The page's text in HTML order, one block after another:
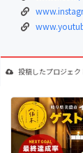
投稿したプロジェク